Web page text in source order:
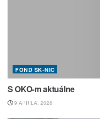
FOND SK-NIC
S OKO-m aktuálne
9 APRÍLA, 2026